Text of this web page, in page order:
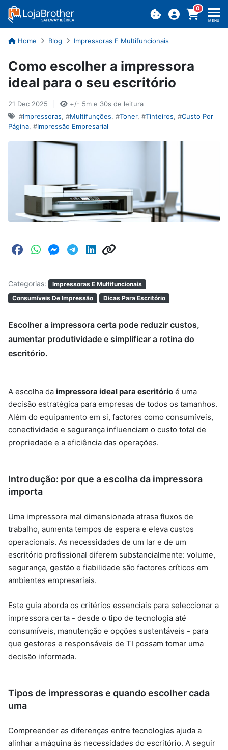
0
MENU
Home Blog Impressoras E Multifuncionais
Como es­co­lher a im­pres­sora
ideal para o seu es­cri­tório
21 Dec 2025
+/- 5m e 30s de leitura
#Impressoras, #Multifunções, #Toner, #Tinteiros, #Custo Por
Página, #Impressão Empresarial
Categorias:
Impressoras E Multifuncionais
Consumíveis De Impressão
Dicas Para Escritório
Escolher a impressora certa pode reduzir custos,
aumentar produtividade e simplificar a rotina do
escritório.
A escolha da impressora ideal para escritório é uma
decisão estratégica para empresas de todos os tamanhos.
Além do equipamento em si, factores como consumíveis,
conectividade e segurança influenciam o custo total de
propriedade e a eficiência das operações.
Introdução: por que a escolha da impressora
importa
Uma impressora mal dimensionada atrasa fluxos de
trabalho, aumenta tempos de espera e eleva custos
operacionais. As necessidades de um lar e de um
escritório profissional diferem substancialmente: volume,
segurança, gestão e fiabilidade são factores críticos em
ambientes empresariais.
Este guia aborda os critérios essenciais para seleccionar a
impressora certa - desde o tipo de tecnologia até
consumíveis, manutenção e opções sustentáveis - para
que gestores e responsáveis de TI possam tomar uma
decisão informada.
Tipos de impressoras e quando escolher cada
uma
Compreender as diferenças entre tecnologias ajuda a
alinhar a máquina às necessidades do escritório. A seguir